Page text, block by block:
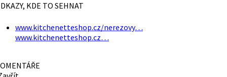
KDE TO SEHNAT
www.kitchenetteshop.cz/nerezovy…
www.kitchenetteshop.cz…